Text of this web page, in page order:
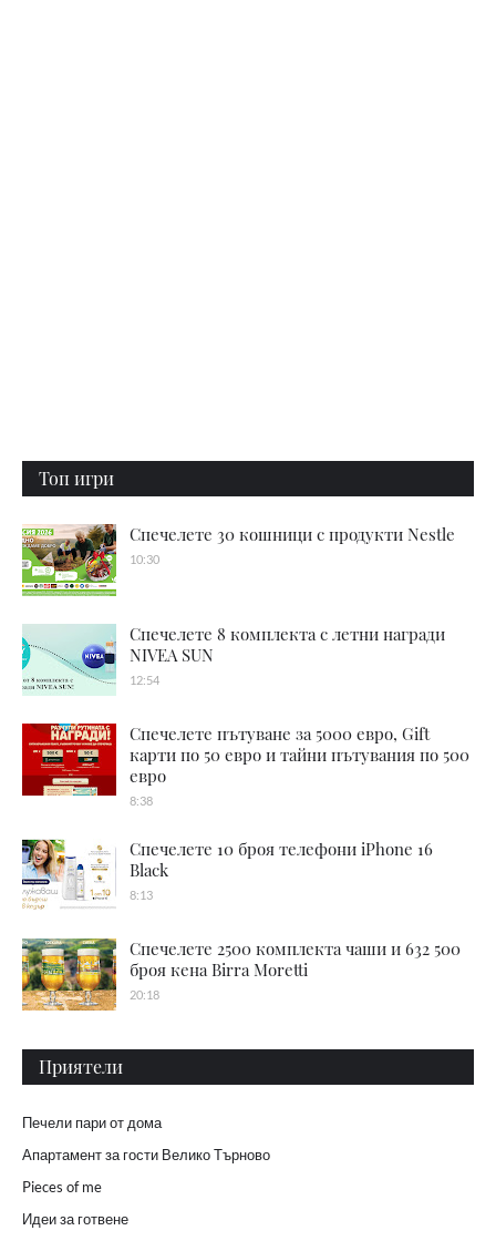
Топ игри
Спечелете 30 кошници с продукти Nestle
10:30
Спечелете 8 комплекта с летни награди
NIVEA SUN
12:54
Спечелете пътуване за 5000 евро, Gift
карти по 50 евро и тайни пътувания по 500
евро
8:38
Спечелете 10 броя телефони iPhone 16
Black
8:13
Спечелете 2500 комплекта чаши и 632 500
броя кена Birra Moretti
20:18
Приятели
Печели пари от дома
Апартамент за гости Велико Търново
Pieces of me
Идеи за готвене